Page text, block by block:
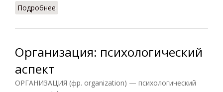
Подробнее
Организация: психологический
аспект
ОРГАНИЗАЦИЯ (фр. organization) — психологический